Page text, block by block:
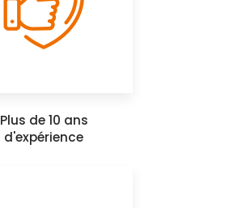
Plus de 10 ans
d'expérience